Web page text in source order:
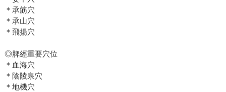
＊承筋穴
＊承山穴
＊飛揚穴
◎脾經重要穴位
＊血海穴
＊陰陵泉穴
＊地機穴